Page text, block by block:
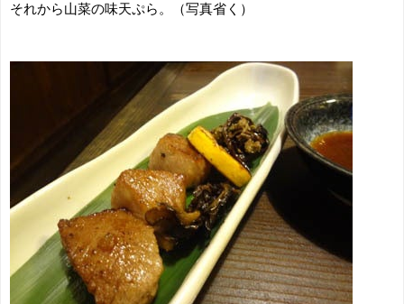
それから山菜の味天ぷら。（写真省く）